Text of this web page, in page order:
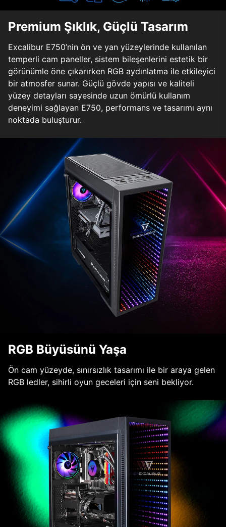
Premium Şıklık, Güçlü Tasarım
Excalibur E750’nin ön ve yan yüzeylerinde kullanılan
temperli cam paneller, sistem bileşenlerini estetik bir
görünümle öne çıkarırken RGB aydınlatma ile etkileyici
bir atmosfer sunar. Güçlü gövde yapısı ve kaliteli
yüzey detayları sayesinde uzun ömürlü kullanım
deneyimi sağlayan E750, performans ve tasarımı aynı
noktada buluşturur.
RGB Büyüsünü Yaşa
Ön cam yüzeyde, sınırsızlık tasarımı ile bir araya gelen
RGB ledler, sihirli oyun geceleri için seni bekliyor.